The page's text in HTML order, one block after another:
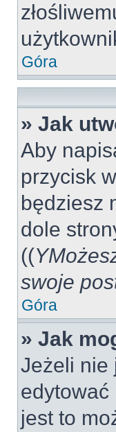
Góra
» Jak
Aby
przycisk
będziesz
dole
((
swoje
Góra
» Jak
Jeżeli nie
edytować
jest to